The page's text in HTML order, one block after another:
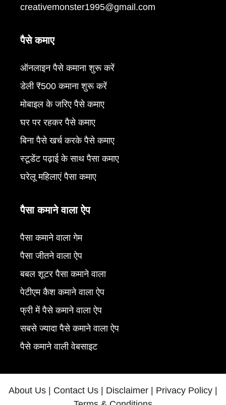
creativemonster1995@gmail.com
पैसे कमाए
ऑनलाइन पैसे कमाना शुरू करें
डेली ₹500 कमाना शुरू करें
मोबाइल के जरिए पैसे कमाए
घर पर रहकर पैसे कमाए
बिना पैसे खर्च करके पैसे कमाए
स्टूडेंट पढ़ाई के साथ पैसा कमाए
घरेलू महिलाएं पैसा कमाए
पैसा कमाने वाला ऐप
पैसा कमाने वाला गेम
पैसा जीतने वाला ऐप
बबल शूटर पैसा कमाने वाला
पेटीएम कैश कमाने वाला ऐप
फ्री में पैसे कमाने वाला ऐप
सबसे ज्यादा पैसे कमाने वाला ऐप
पैसे कमाने वाली वेबसाइट
About Us | Contact Us | Disclaimer | Privacy Policy |